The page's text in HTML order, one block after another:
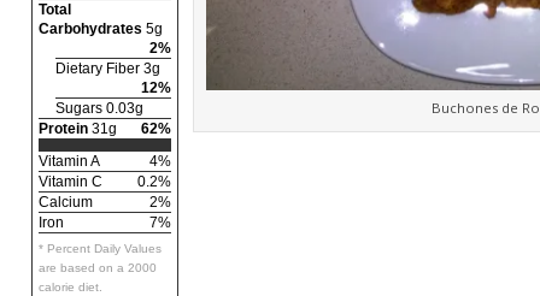
Total
Carbohydrates 5g
2%
Dietary Fiber 3g
12%
Sugars 0.03g
Protein 31g
62%
Vitamin A
4%
Vitamin C
0.2%
Calcium
2%
Iron
7%
* Percent Daily Values
are based on a 2000
calorie diet.
Buchones de